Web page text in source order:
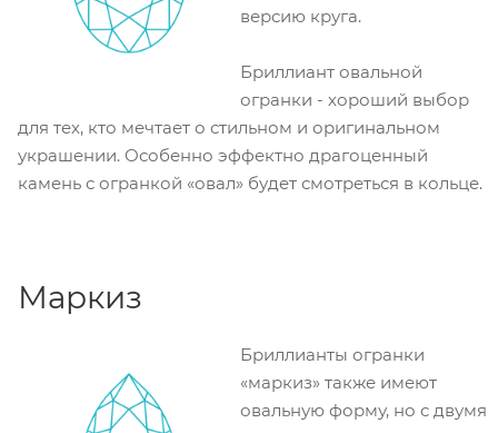
версию круга.
Бриллиант овальной
огранки - хороший выбор
для тех, кто мечтает о стильном и оригинальном
украшении. Особенно эффектно драгоценный
камень с огранкой «овал» будет смотреться в кольце.
Маркиз
Бриллианты огранки
«маркиз» также имеют
овальную форму, но с двумя